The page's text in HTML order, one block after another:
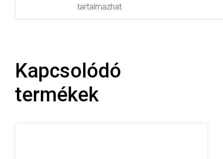
tartalmazhat
Kapcsolódó
termékek